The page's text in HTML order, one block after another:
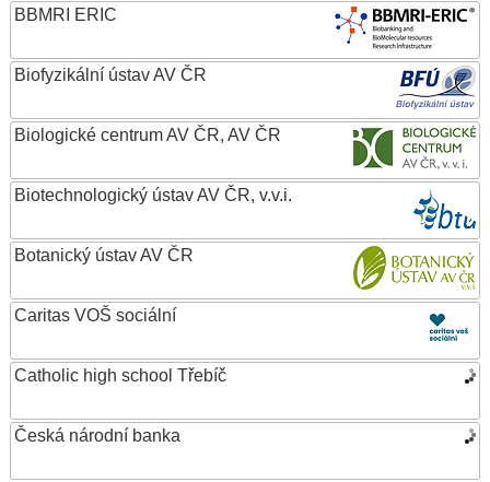
BBMRI ERIC
Biofyzikální ústav AV ČR
Biologické centrum AV ČR, AV ČR
Biotechnologický ústav AV ČR, v.v.i.
Botanický ústav AV ČR
Caritas VOŠ sociální
Catholic high school Třebíč
Česká národní banka